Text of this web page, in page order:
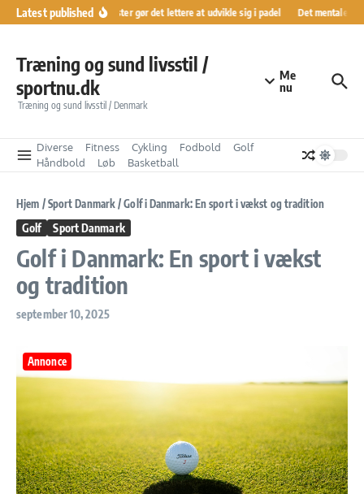
Fortsæt til indhold
Latest publishedRanglister gør det lettere at udvikle sig i padel Det mentale
Træning og sund livsstil /
sportnu.dk
Træning og sund livsstil / Denmark
Me
nu
Diverse Fitness Cykling Fodbold
Golf
Håndbold
Løb Basketball
Hjem /Sport Danmark/Golf i Danmark: En sport i vækst og tradition
Golf Sport Danmark
Golf i Danmark: En sport i vækst
og tradition
september 10, 2025
Annonce